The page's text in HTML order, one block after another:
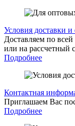
Условия доставки
Доставляем по
или на рассчетный
Подробнее
Контактная
Приглашаем Вас
Подробнее